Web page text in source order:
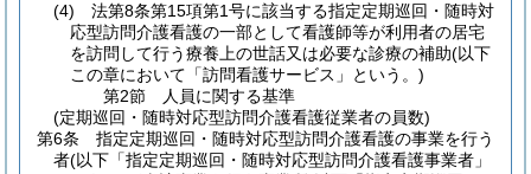
(4)
法第8条第15項第1号に該当する指定定期巡回・随時対
応型訪問介護看護の一部として看護師等が利用者の居宅
を訪問して行う療養上の世話又は必要な診療の補助(以下
この章において「訪問看護サービス」という。)
第2節
人員に関する基準
(定期巡回・随時対応型訪問介護看護従業者の員数)
第6条
指定定期巡回・随時対応型訪問介護看護の事業を行う
者(以下「指定定期巡回・随時対応型訪問介護看護事業者」